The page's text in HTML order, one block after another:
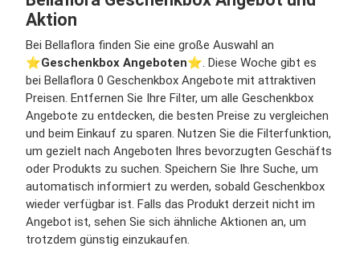
Aktion
Bei Bellaflora finden Sie eine große Auswahl an
⭐️Geschenkbox Angeboten⭐️. Diese Woche gibt es
bei Bellaflora 0 Geschenkbox Angebote mit attraktiven
Preisen. Entfernen Sie Ihre Filter, um alle Geschenkbox
Angebote zu entdecken, die besten Preise zu vergleichen
und beim Einkauf zu sparen. Nutzen Sie die Filterfunktion,
um gezielt nach Angeboten Ihres bevorzugten Geschäfts
oder Produkts zu suchen. Speichern Sie Ihre Suche, um
automatisch informiert zu werden, sobald Geschenkbox
wieder verfügbar ist. Falls das Produkt derzeit nicht im
Angebot ist, sehen Sie sich ähnliche Aktionen an, um
trotzdem günstig einzukaufen.